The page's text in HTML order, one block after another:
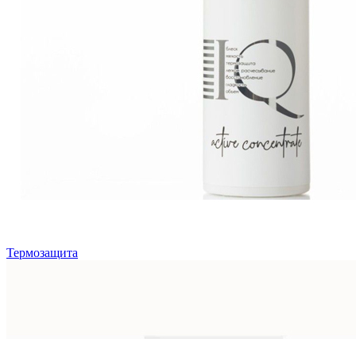
Термозащита